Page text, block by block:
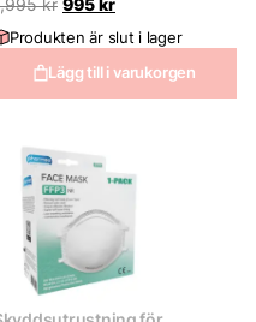
kr
priset
1,995 kr.
995kr
priset
995 kr.
Produkten är slut i lager
Lägg till i varukorgen